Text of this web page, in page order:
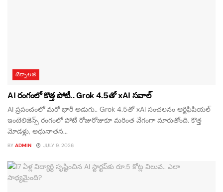
టెక్నాలజీ
AI రంగంలో కొత్త పోటీ.. Grok 4.5తో xAI సవాల్
AI ప్రపంచంలో మరో భారీ అడుగు.. Grok 4.5తో xAI సంచలనం ఆర్టిఫిషియల్
ఇంటెలిజెన్స్ రంగంలో పోటీ రోజురోజుకూ మరింత వేగంగా మారుతోంది. కొత్త
మోడళ్లు, అధునాతన...
BY ADMIN JULY 9, 2026